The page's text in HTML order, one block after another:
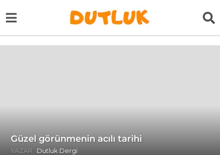
Güzel görünmenin acılı tarihi
YAZAR: Dutluk Dergi